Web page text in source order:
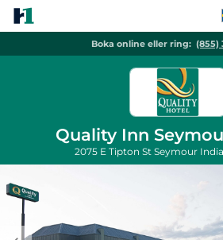
Boka online eller ring: (855)
Quality Inn
2075 E Tipton St Seymour